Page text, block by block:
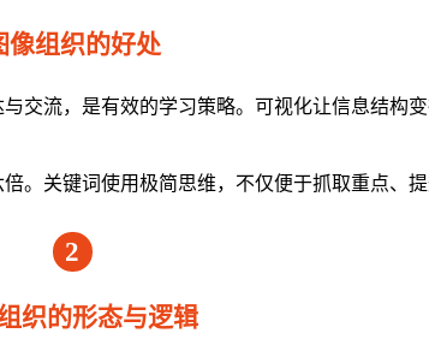
像组织的好处
交流，是有效的学习策略。可视化让信息结构
关键词使用极简思维，不仅便于抓取重点、
2
织的形态与逻辑